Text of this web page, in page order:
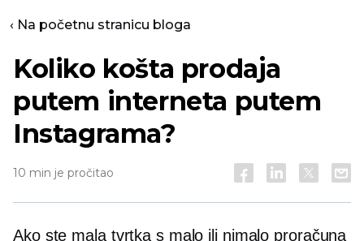
‹ Na početnu stranicu bloga
Koliko košta prodaja
putem interneta putem
Instagrama?
10 min je pročitao
Ako ste mala tvrtka s malo ili nimalo proračuna